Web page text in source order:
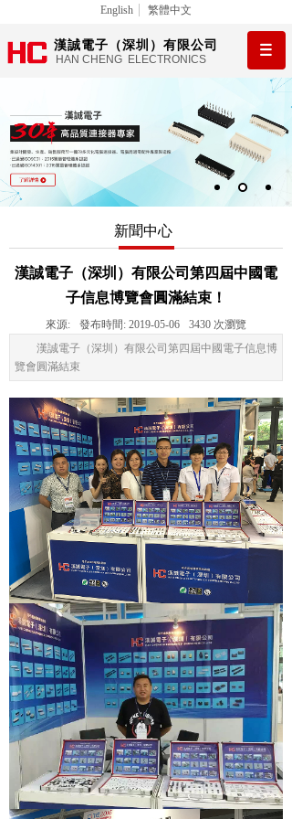
English 繁體中文
HAN CHENG ELECTRONICS
漢誠電子（深圳）有限公司
新聞中心
漢誠電子（深圳）有限公司第四屆中國電
子信息博覽會圓滿結束！
來源: 發布時間: 2019-05-06 3430 次瀏覽
漢誠電子（深圳）有限公司第四屆中國電子信息博
覽會圓滿結束